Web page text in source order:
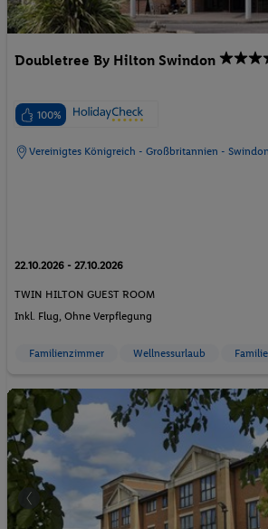
Doubletree By Hilton Swindon
100%
Vereinigtes Königreich - Großbritannien - Swindon
22.10.2026 - 27.10.2026
TWIN HILTON GUEST ROOM
Inkl. Flug, Ohne Verpflegung
Familienzimmer Wellnessurlaub